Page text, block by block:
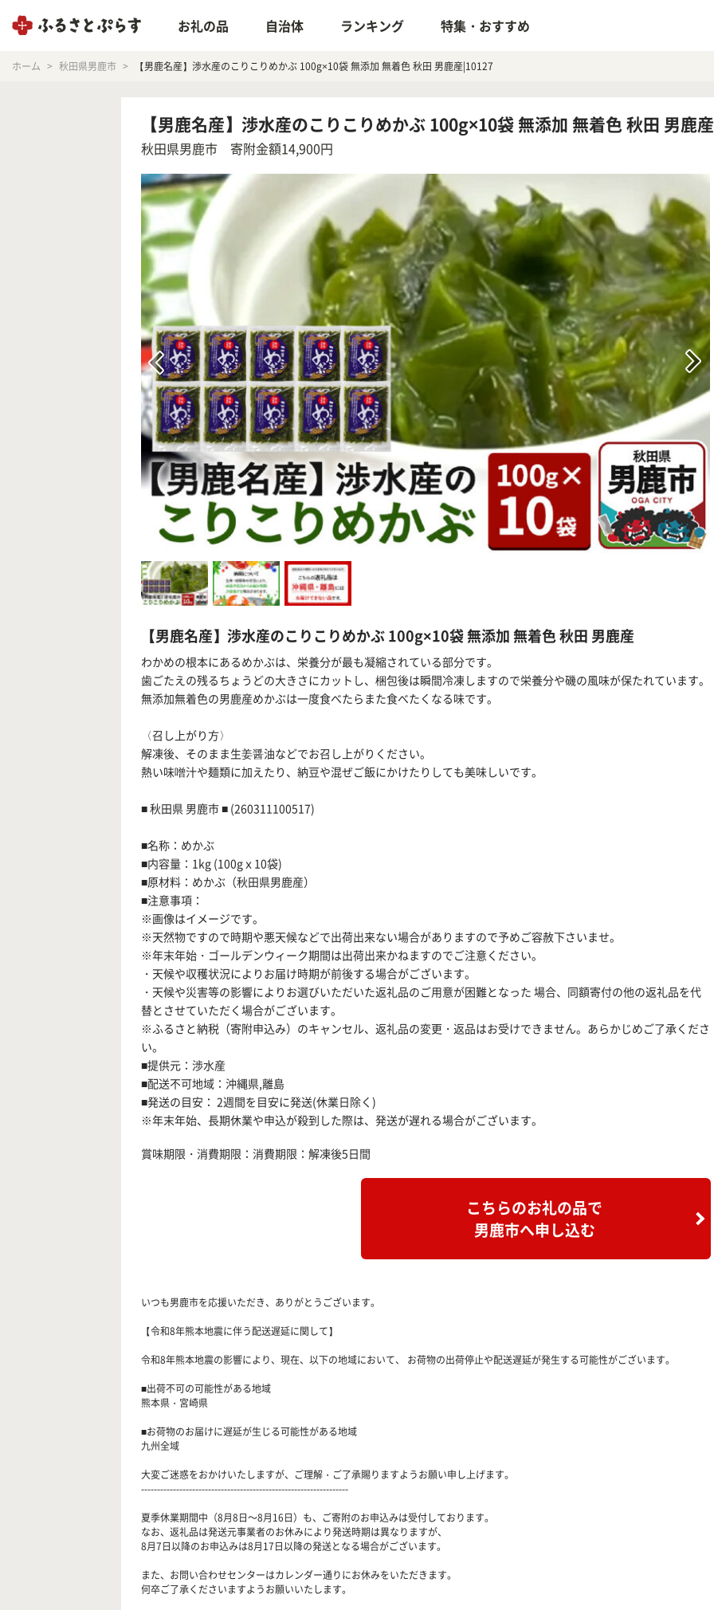
お礼の品 自治体 ランキング 特集・おすすめ
ホーム 秋田県男鹿市 【男鹿名産】渉水産のこりこりめかぶ 100g×10袋 無添加 無着色 秋田 男鹿産|10127
【男鹿名産】渉水産のこりこりめかぶ 100g×10袋 無添加 無着色 秋田 男鹿
秋田県男鹿市 寄附金額14,900円
【男鹿名産】渉水産のこりこりめかぶ 100g×10袋 無添加 無着色 秋田 男鹿産
わかめの根本にあるめかぶは、栄養分が最も凝縮されている部分です。
歯ごたえの残るちょうどの大きさにカットし、梱包後は瞬間冷凍しますので栄養分や磯の風味が保たれています。
無添加無着色の男鹿産めかぶは一度食べたらまた食べたくなる味です。
〈召し上がり方〉
解凍後、そのまま生姜醤油などでお召し上がりください。
熱い味噌汁や麺類に加えたり、納豆や混ぜご飯にかけたりしても美味しいです。
■ 秋田県 男鹿市 ■ (260311100517)
■名称：めかぶ
■内容量：1kg (100gｘ10袋)
■原材料：めかぶ（秋田県男鹿産）
■注意事項：
※画像はイメージです。
※天然物ですので時期や悪天候などで出荷出来ない場合がありますので予めご容赦下さいませ。
※年末年始・ゴールデンウィーク期間は出荷出来かねますのでご注意ください。
・天候や収穫状況によりお届け時期が前後する場合がございます。
・天候や災害等の影響によりお選びいただいた返礼品のご用意が困難となった 場合、同額寄付の他の返礼品を代
替とさせていただく場合がございます。
※ふるさと納税（寄附申込み）のキャンセル、返礼品の変更・返品はお受けできません。あらかじめご了承くださ
い。
■提供元：渉水産
■配送不可地域：沖縄県,離島
■発送の目安： 2週間を目安に発送(休業日除く)
※年末年始、長期休業や申込が殺到した際は、発送が遅れる場合がございます。
賞味期限・消費期限：消費期限：解凍後5日間
こちらのお礼の品で
男鹿市へ申し込む
いつも男鹿市を応援いただき、ありがとうございます。
【令和8年熊本地震に伴う配送遅延に関して】
令和8年熊本地震の影響により、現在、以下の地域において、 お荷物の出荷停止や配送遅延が発生する可能性がございます。
■出荷不可の可能性がある地域
熊本県・宮崎県
■お荷物のお届けに遅延が生じる可能性がある地域
九州全域
大変ご迷惑をおかけいたしますが、ご理解・ご了承賜りますようお願い申し上げます。
-----------------------------------------------------------------
夏季休業期間中（8月8日～8月16日）も、ご寄附のお申込みは受付しております。
なお、返礼品は発送元事業者のお休みにより発送時期は異なりますが、
8月7日以降のお申込みは8月17日以降の発送となる場合がございます。
また、お問い合わせセンターはカレンダー通りにお休みをいただきます。
何卒ご了承くださいますようお願いいたします。